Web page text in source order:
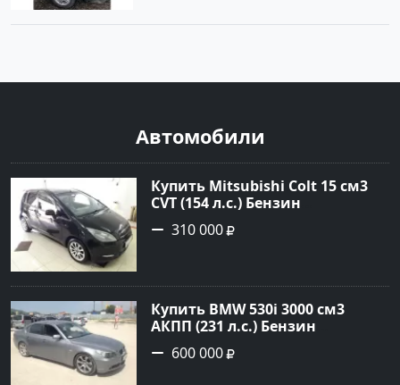
Автомобили
Купить Mitsubishi Colt 15 см3
CVT (154 л.с.) Бензин
турбонаддув в Краснодар:
цвет Чёрный металик Хетчбэк
сайте Авторынок23
310 000
Купить BMW 530i 3000 см3
АКПП (231 л.с.) Бензин
инжектор в Новороссийск:
цвет серый Седан 2004 года по
600 000